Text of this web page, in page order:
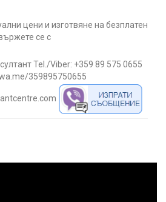
цени и изготвяне на безплатен
се с
Tel./Viber: +359 89 575 0655
359895750655